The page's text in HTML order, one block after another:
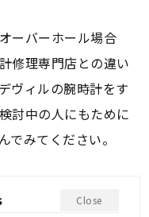
ーバーホール場合
修理専門店との違い
ヴィルの腕時計をす
討中の人にもために
でみてください。
Close